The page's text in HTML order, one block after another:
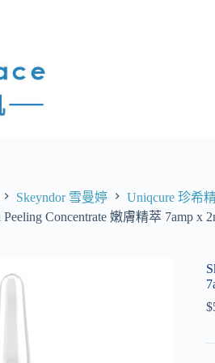
Skeyndor 雪曼婷
Uniqcure 珍希
Concentrate 嫩膚精萃 7amp x
$